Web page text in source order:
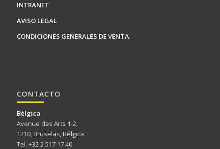
INTRANET
AVISO LEGAL
CONDICIONES GENERALES DE VENTA
CONTACTO
Bélgica
Avenue des Arts 1-2,
1210, Bruselas, Bélgica
Tel. +32 2 517 17 40